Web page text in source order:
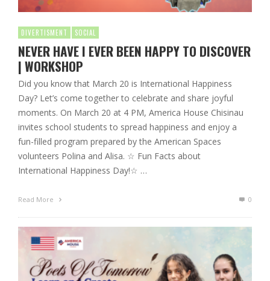
DIVERTISMENT SOCIAL
NEVER HAVE I EVER BEEN HAPPY TO DISCOVER
| WORKSHOP
Did you know that March 20 is International Happiness
Day? Let’s come together to celebrate and share joyful
moments. On March 20 at 4 PM, America House Chisinau
invites school students to spread happiness and enjoy a
fun-filled program prepared by the American Spaces
volunteers Polina and Alisa. ☆ Fun Facts about
International Happiness Day!☆ …
Read More 0